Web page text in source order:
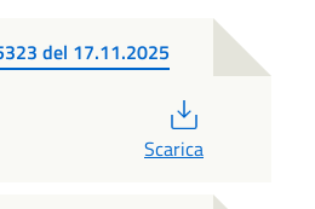
del 17.11.2025
Scarica